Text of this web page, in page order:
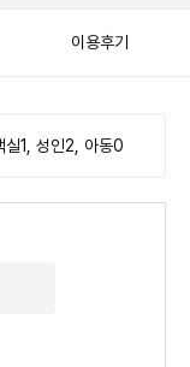
이용후기
실1, 성인2, 아동0